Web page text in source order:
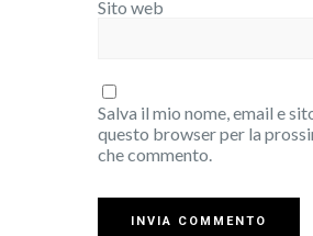
Sito web
Salva il mio nome, email e
questo browser per la
che commento.